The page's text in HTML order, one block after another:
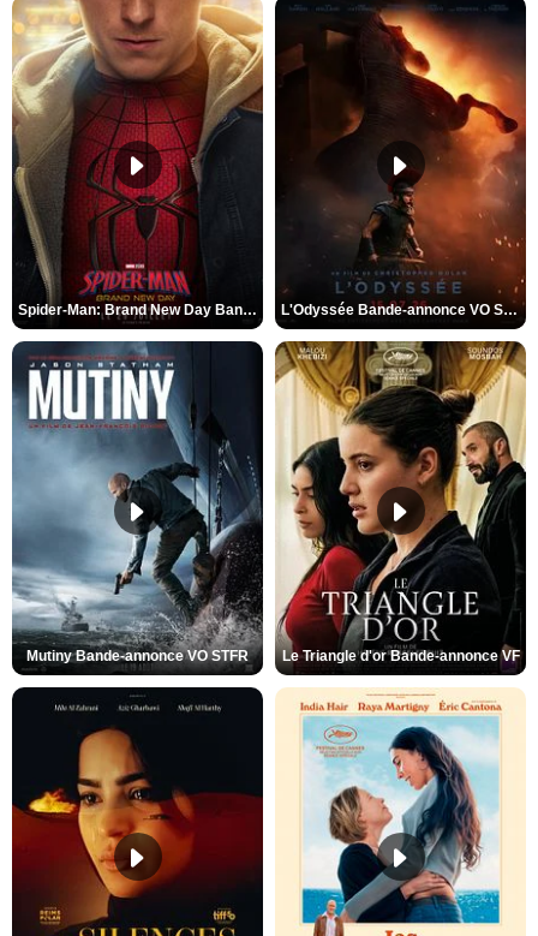
Spider-Man: Brand New Day Bande-annonce VO STFR L'Odyssée Bande-annonce VO STFR
Mutiny Bande-annonce VO STFR Le Triangle d'or Bande-annonce VF